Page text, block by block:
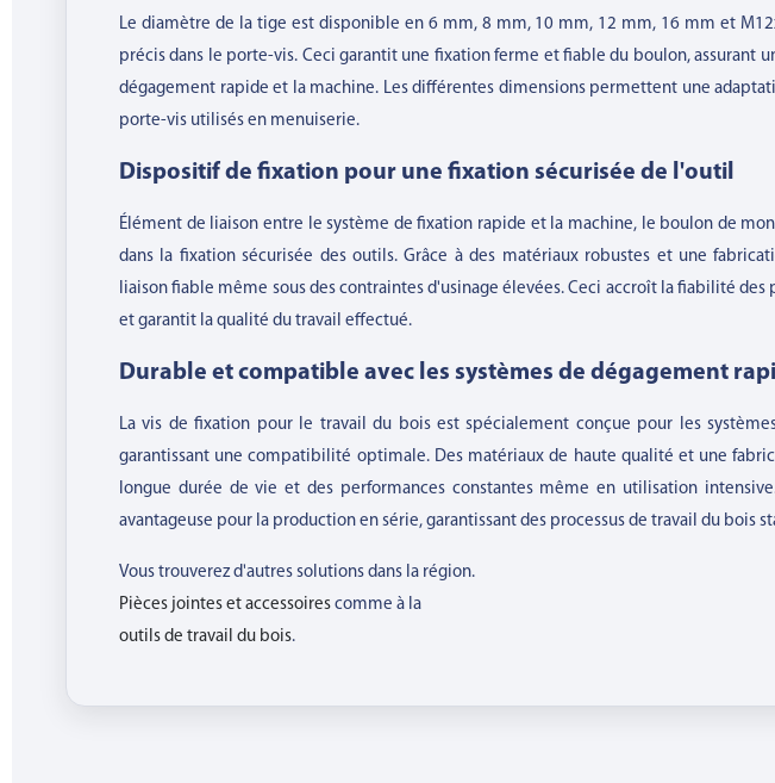
Le diamètre de la tige est disponible en 6 mm, 8 mm, 10 mm, 12 mm, 16 mm et
précis dans le porte-vis. Ceci garantit une fixation ferme et fiable du boulon, assurant
dégagement rapide et la machine. Les différentes dimensions permettent une
porte-vis utilisés en menuiserie.
Dispositif de fixation pour une fixation sécurisée de l'outil
Élément de liaison entre le système de fixation rapide et la machine, le boulon de
dans la fixation sécurisée des outils. Grâce à des matériaux robustes et une
liaison fiable même sous des contraintes d'usinage élevées. Ceci accroît la fiabilité des
et garantit la qualité du travail effectué.
Durable et compatible avec les systèmes de dégagement
La vis de fixation pour le travail du bois est spécialement conçue pour les
garantissant une compatibilité optimale. Des matériaux de haute qualité et une
longue durée de vie et des performances constantes même en utilisation
avantageuse pour la production en série, garantissant des processus de travail du bois
Vous trouverez d'autres solutions dans la région.
Pièces jointes et accessoires comme à la
outils de travail du bois.